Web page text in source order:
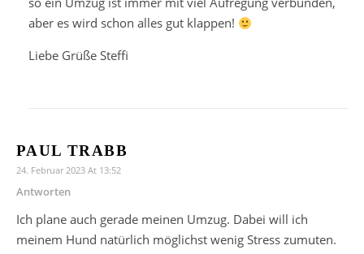
aber es wird schon alles gut klappen!
Liebe Grüße Steffi
PAUL TRABB
24. Februar 2023 At 13:52
Antworten
Ich plane auch gerade meinen Umzug. Dabei will ich
meinem Hund natürlich möglichst wenig Stress zumuten.